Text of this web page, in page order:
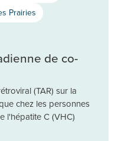
Prairies
de co-
(TAR) sur la
chez les personnes
l'hépatite C (VHC)